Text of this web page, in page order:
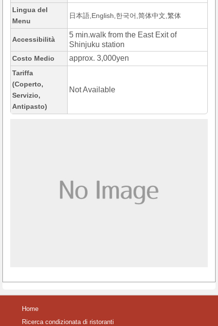
Lingua del
Menu
日本語,English,한국어,简体中文,繁体
Accessibilità
5 min.walk from the East Exit of
Shinjuku station
Costo Medio approx. 3,000yen
Tariffa
(Coperto,
Servizio,
Antipasto)
Not Available
Home
Ricerca condizionata di ristoranti